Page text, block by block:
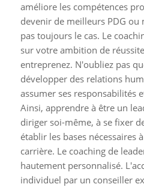
améliore les compétences
devenir de meilleurs PDG ou
pas toujours le cas. Le
sur votre ambition de
entreprenez. N'oubliez pas
développer des relations
assumer ses responsabilités
Ainsi, apprendre à être un
diriger soi-même, à se fixer
établir les bases nécessaires
carrière. Le coaching de
hautement personnalisé.
individuel par un conseiller